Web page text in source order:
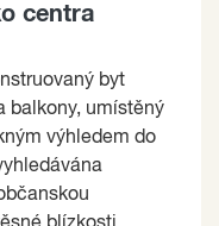
centra
byt
balkony, umístěný
výhledem do